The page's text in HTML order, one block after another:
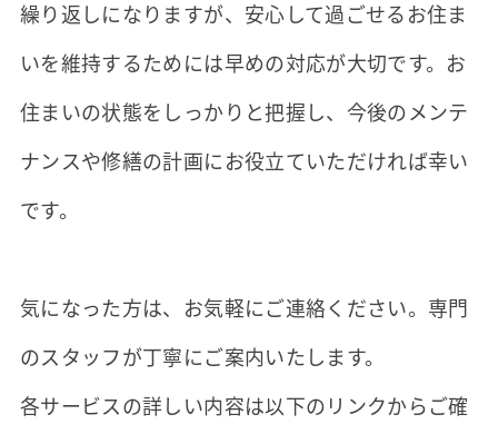
繰り返しになりますが、安心して過ごせるお住ま
いを維持するためには早めの対応が大切です。お
住まいの状態をしっかりと把握し、今後のメンテ
ナンスや修繕の計画にお役立ていただければ幸い
です。
気になった方は、お気軽にご連絡ください。専門
のスタッフが丁寧にご案内いたします。
各サービスの詳しい内容は以下のリンクからご確